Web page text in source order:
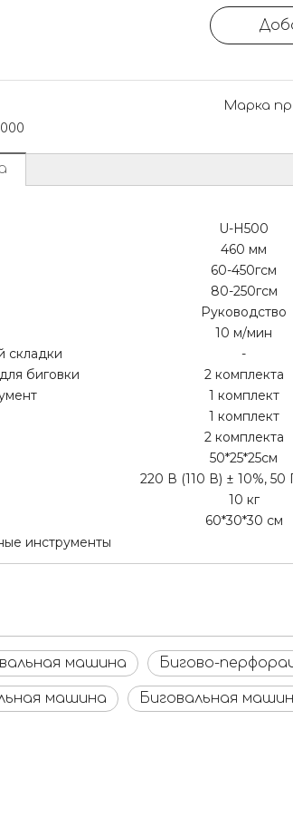
Марка
U-H500
460 мм
60-450гсм
80-250гсм
Руководство
10 м/мин
складки
-
биговки
2 комплекта
1 комплект
1 комплект
2 комплекта
50*25*25см
220 В (110 В) ± 10%, 50
10 кг
60*30*30 см
инструменты
машина Бигово-
машина Биговальная